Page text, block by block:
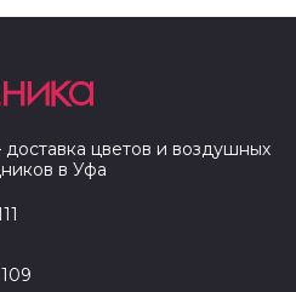
цветов и воздушных
в Уфа